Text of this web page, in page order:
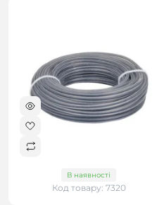
В наявності
Код товару: 7320